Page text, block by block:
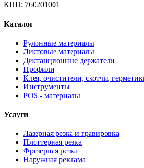
КПП: 760201001
Каталог
Рулонные материалы
Листовые материалы
Дистанционные держатели
Профили
Клея, очистители, скотчи,
Инструменты
POS - материалы
Услуги
Лазерная резка и гравировка
Плоттерная резка
Фрезерная резка
Наружная реклама